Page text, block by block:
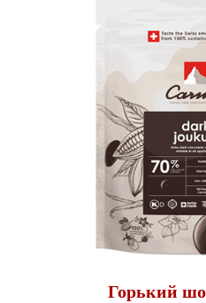
Горький